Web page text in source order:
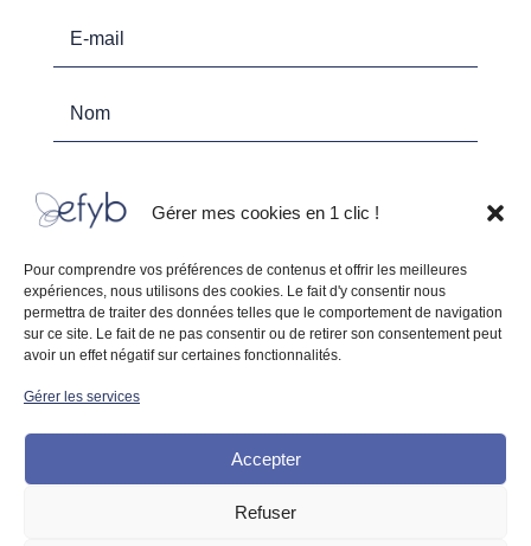
Gérer mes cookies en 1 clic !
Pour comprendre vos préférences de contenus et offrir les meilleures
expériences, nous utilisons des cookies. Le fait d'y consentir nous
permettra de traiter des données telles que le comportement de navigation
sur ce site. Le fait de ne pas consentir ou de retirer son consentement peut
avoir un effet négatif sur certaines fonctionnalités.
Gérer les services
Accepter
Refuser
mails concernant les services, les histoires originales, la sensibilisation à
l'éco-responsabilité, les informations sur les événements et autres,
conformément à laPolitique de Confidentialité d'EFYB.
RGPD compliant
EFYB - Tous droits réservés - 2025